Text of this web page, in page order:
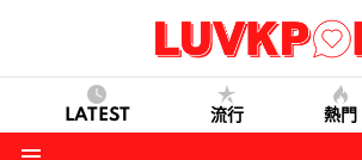
LATEST 流行 熱門